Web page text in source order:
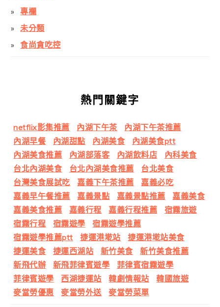
專欄
未分類
食尚貪吃控
熱門關鍵字
netflix影集推薦 內湖下午茶
內湖下午茶推薦
內湖早餐
內湖甜點 內湖美食
內湖美食ptt
內湖美食推薦
內湖部落客 內湖飲料店
內科美食
台北內湖美食
台北內湖美食推薦
台北美食
台灣美食展試吃
嘉義下午茶推薦
嘉義必吃
嘉義早午餐推薦
嘉義景點 嘉義景點推薦
嘉義美食
嘉義美食推薦
嘉義行程 嘉義行程推薦
宿霧旅遊
宿霧行程
宿霧遊學
宿霧遊學推薦
宿霧遊學推薦ptt
捷運港墘站
捷運港墘站美食
捷運美食
捷運西湖站 新竹美食
新竹美食推薦
新飛代辦
新飛菲律賓遊學
菲律賓宿霧遊學
菲律賓遊學
西湖捷運站 韓劇情報站
韓國旅遊
麥當勞優惠
麥當勞外送 麥當勞菜單